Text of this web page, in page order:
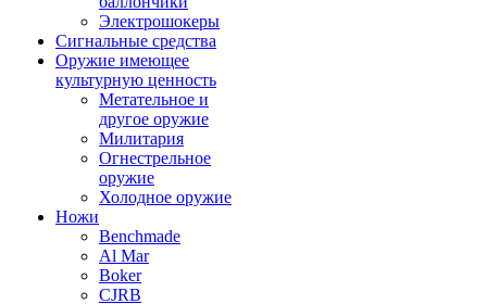
Электрошокеры
Сигнальные средства
Оружие имеющее
культурную ценность
Метательное и
другое оружие
Милитария
Огнестрельное
оружие
Холодное оружие
Ножи
Benchmade
Al Mar
Boker
CJRB